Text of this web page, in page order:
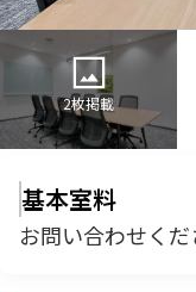
2枚掲載
基本室料
お問い合わせくだ